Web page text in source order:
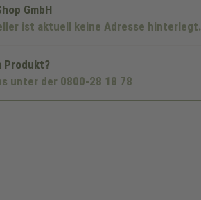
GmbH
ist aktuell keine Adresse hinterlegt.
Produkt?
unter der 0800-28 18 78